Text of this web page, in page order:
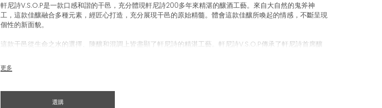
軒尼詩V.S.O.P是一款口感和諧的干邑，充分體現軒尼詩200多年來精湛的釀酒工藝。來自大自然的鬼斧神
工，這款佳釀融合多種元素，經匠心打造，充分展現干邑的原始精髓。體會這款佳釀所喚起的情感，不斷呈現
個性的新面貌。
這款干邑從生命之水的選擇、陳釀和混調上皆盡顯了軒尼詩的精湛工藝。軒尼詩V.S.O.P傳承了軒尼詩首席釀
更多
選購